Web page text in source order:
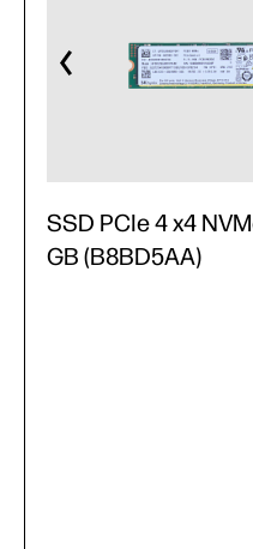
SSD PCIe 4 x4
GB (B8BD5AA)